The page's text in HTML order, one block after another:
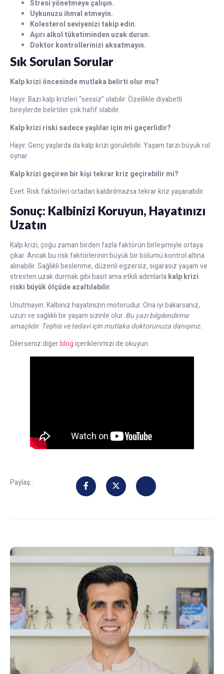
Stresi yönetmeye çalışın.
Uykunuzu ihmal etmeyin.
Kolesterol seviyenizi takip edin.
Aşırı alkol tüketiminden uzak durun.
Doktor kontrollerinizi aksatmayın.
Sık Sorulan Sorular
Kalp krizi öncesinde mutlaka belirti olur mu?
Hayır. Bazı kalp krizleri “sessiz” olabilir. Özellikle diyabetli
bireylerde belirtiler çok hafif olabilir.
Kalp krizi riski sadece yaşlılar için mi geçerlidir?
Hayır. Genç yaşlarda da kalp krizi görülebilir. Yaşam tarzı büyük rol
oynar.
Kalp krizi geçiren bir kişi tekrar kriz geçirebilir mi?
Evet. Risk faktörleri ortadan kaldırılmazsa tekrar kriz yaşanabilir.
Sonuç: Kalbinizi Koruyun, Hayatınızı
Uzatın
Kalp krizi, çoğu zaman birden fazla faktörün birleşimiyle ortaya
çıkar. Ancak bu risk faktörlerinin büyük bir bölümü kontrol altına
alınabilir. Sağlıklı beslenme, düzenli egzersiz, sigarasız yaşam ve
stresten uzak durmak gibi basit ama etkili adımlarlakalp krizi
riski büyük ölçüde azaltılabilir.
Unutmayın: Kalbiniz hayatınızın motorudur. Ona iyi bakarsanız,
uzun ve sağlıklı bir yaşam sizinle olur. Bu yazı bilgilendirme
amaçlıdır. Teşhis ve tedavi için mutlaka doktorunuza danışınız.
Dilerseniz diğerblogiçeriklerimizi de okuyun.
Paylaş :